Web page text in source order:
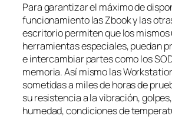
Para garantizar el máximo de
funcionamiento las Zbook y las
escritorio permiten que los mismos
herramientas especiales, puedan
e intercambiar partes como los
memoria. Así mismo las
sometidas a miles de horas de
su resistencia a la vibración,
humedad, condiciones de